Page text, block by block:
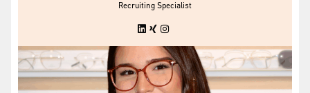
Recruiting Specialist